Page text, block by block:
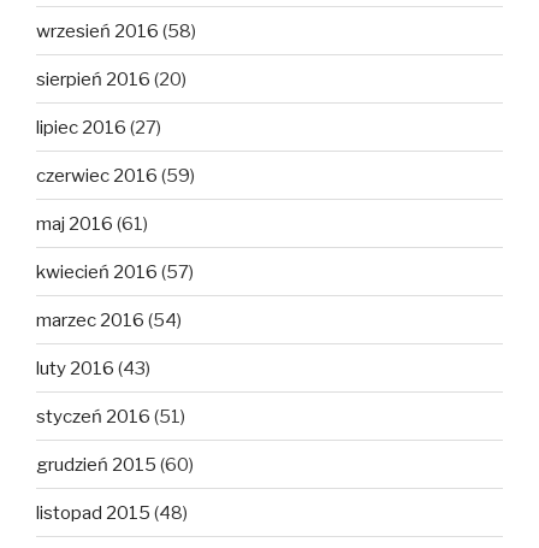
wrzesień 2016 (58)
sierpień 2016 (20)
lipiec 2016 (27)
czerwiec 2016 (59)
maj 2016 (61)
kwiecień 2016 (57)
marzec 2016 (54)
luty 2016 (43)
styczeń 2016 (51)
grudzień 2015 (60)
listopad 2015 (48)